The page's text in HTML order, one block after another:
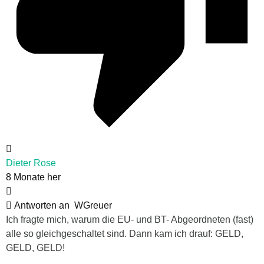
Dieter Rose
8 Monate her
Antworten an WGreuer
Ich fragte mich, warum die EU- und BT- Abgeordneten (fast)
alle so gleichgeschaltet sind. Dann kam ich drauf: GELD,
GELD, GELD!